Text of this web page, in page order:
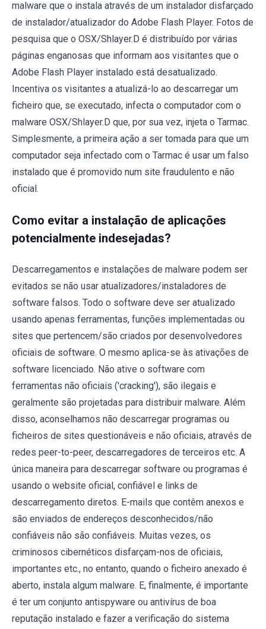
malware que o instala através de um instalador disfarçado
de instalador/atualizador do Adobe Flash Player. Fotos de
pesquisa que o OSX/Shlayer.D é distribuído por várias
páginas enganosas que informam aos visitantes que o
Adobe Flash Player instalado está desatualizado.
Incentiva os visitantes a atualizá-lo ao descarregar um
ficheiro que, se executado, infecta o computador com o
malware OSX/Shlayer.D que, por sua vez, injeta o Tarmac.
Simplesmente, a primeira ação a ser tomada para que um
computador seja infectado com o Tarmac é usar um falso
instalado que é promovido num site fraudulento e não
oficial.
Como evitar a instalação de aplicações
potencialmente indesejadas?
Descarregamentos e instalações de malware podem ser
evitados se não usar atualizadores/instaladores de
software falsos. Todo o software deve ser atualizado
usando apenas ferramentas, funções implementadas ou
sites que pertencem/são criados por desenvolvedores
oficiais de software. O mesmo aplica-se às ativações de
software licenciado. Não ative o software com
ferramentas não oficiais ('cracking'), são ilegais e
geralmente são projetadas para distribuir malware. Além
disso, aconselhamos não descarregar programas ou
ficheiros de sites questionáveis e não oficiais, através de
redes peer-to-peer, descarregadores de terceiros etc. A
única maneira para descarregar software ou programas é
usando o website oficial, confiável e links de
descarregamento diretos. E-mails que contêm anexos e
são enviados de endereços desconhecidos/não
confiáveis não são confiáveis. Muitas vezes, os
criminosos cibernéticos disfarçam-nos de oficiais,
importantes etc., no entanto, quando o ficheiro anexado é
aberto, instala algum malware. E, finalmente, é importante
é ter um conjunto antispyware ou antivírus de boa
reputação instalado e fazer a verificação do sistema